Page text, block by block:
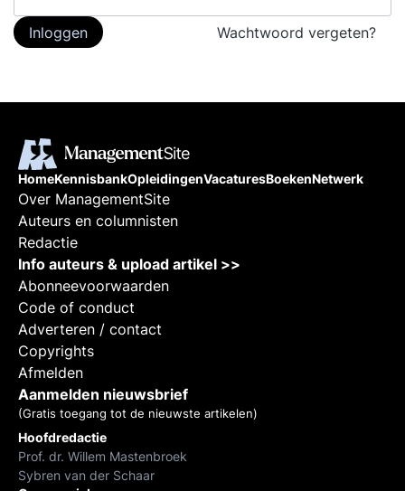
Inloggen Wachtwoord vergeten?
HomeKennisbankOpleidingenVacaturesBoekenNetwerk
Over ManagementSite
Auteurs en columnisten
Redactie
Info auteurs & upload artikel >>
Abonneevoorwaarden
Code of conduct
Adverteren / contact
Copyrights
Afmelden
Aanmelden nieuwsbrief
(Gratis toegang tot de nieuwste artikelen)
Hoofdredactie
Prof. dr. Willem Mastenbroek
Sybren van der Schaar